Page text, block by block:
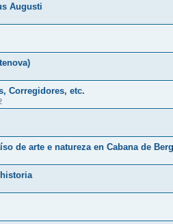
Augusti
Corregidores, etc.
de arte e natureza en Cabana de